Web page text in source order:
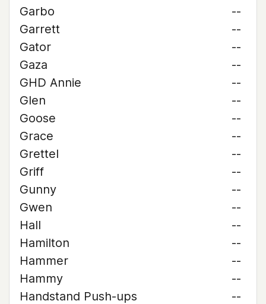
Garbo
--
Garrett
--
Gator
--
Gaza
--
GHD Annie
--
Glen
--
Goose
--
Grace
--
Grettel
--
Griff
--
Gunny
--
Gwen
--
Hall
--
Hamilton
--
Hammer
--
Hammy
--
Handstand Push-ups
--